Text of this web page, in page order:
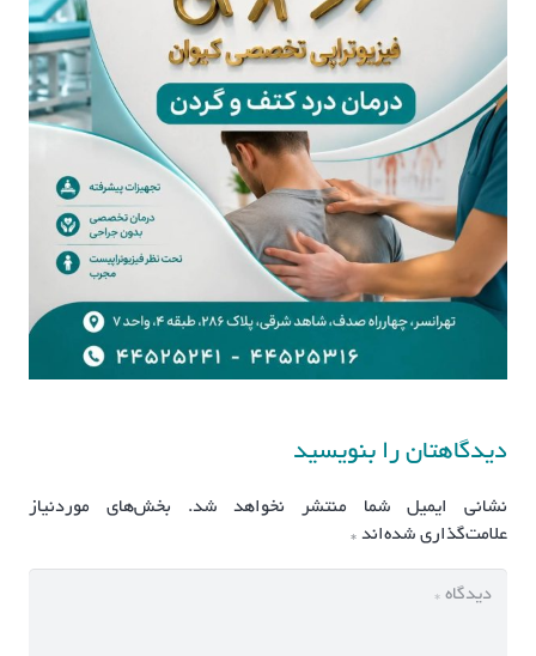
دیدگاهتان را بنویسید
نشانی ایمیل شما منتشر نخواهد شد.
بخش‌های موردنیاز
علامت‌گذاری شده‌اند *